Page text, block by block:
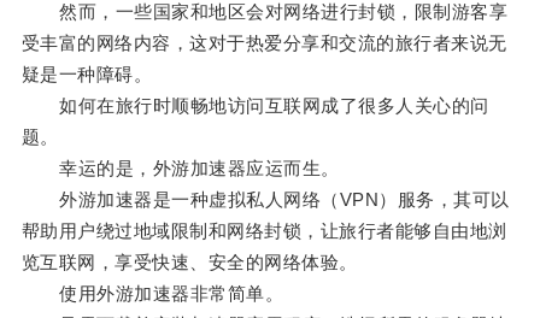
然而，一些国家和地区会对网络进行封锁，限制游客享
受丰富的网络内容，这对于热爱分享和交流的旅行者来说无
疑是一种障碍。
如何在旅行时顺畅地访问互联网成了很多人关心的问
题。
幸运的是，外游加速器应运而生。
外游加速器是一种虚拟私人网络（VPN）服务，其可以
帮助用户绕过地域限制和网络封锁，让旅行者能够自由地浏
览互联网，享受快速、安全的网络体验。
使用外游加速器非常简单。